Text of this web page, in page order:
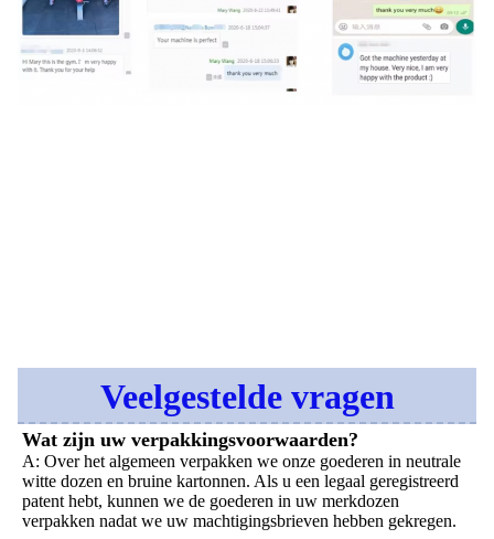
Veelgestelde vragen
Wat zijn uw verpakkingsvoorwaarden?
A: Over het algemeen verpakken we onze goederen in neutrale
witte dozen en bruine kartonnen. Als u een legaal geregistreerd
patent hebt, kunnen we de goederen in uw merkdozen
verpakken nadat we uw machtigingsbrieven hebben gekregen.